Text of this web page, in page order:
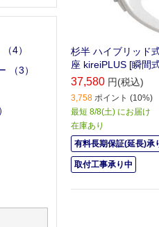
（4）
（3）
）
杉半 ハイブリッド
座 kireiPLUS [瞬間
37,580 円(税込)
3,758 ポイント (10%)
最短 8/8(土) にお届け
在庫あり
有料長期保証(延長)承
取付工事承り中